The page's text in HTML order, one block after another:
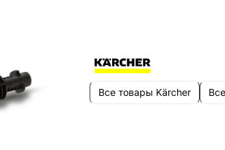
Все товары Kärcher